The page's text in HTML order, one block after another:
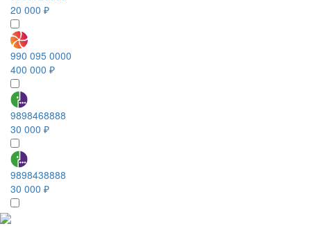
20 000 ₽
990 095 0000
400 000 ₽
9898468888
30 000 ₽
9898438888
30 000 ₽